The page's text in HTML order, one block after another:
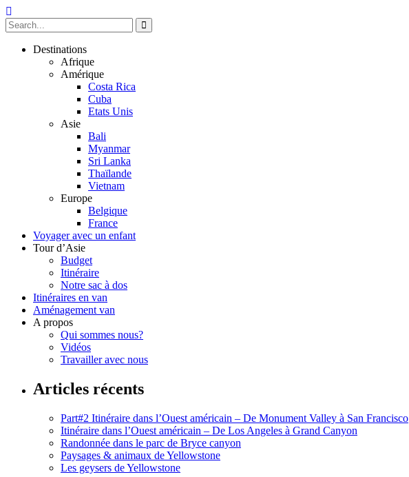
Destinations
Afrique
Amérique
Costa Rica
Cuba
Etats Unis
Asie
Bali
Myanmar
Sri Lanka
Thaïlande
Vietnam
Europe
Belgique
France
Voyager avec un enfant
Tour d’Asie
Budget
Itinéraire
Notre sac à dos
Itinéraires en van
Aménagement van
A propos
Qui sommes nous?
Vidéos
Travailler avec nous
Articles récents
Part#2 Itinéraire dans l’Ouest américain – De Monument Valley à San Francisco
Itinéraire dans l’Ouest américain – De Los Angeles à Grand Canyon
Randonnée dans le parc de Bryce canyon
Paysages & animaux de Yellowstone
Les geysers de Yellowstone